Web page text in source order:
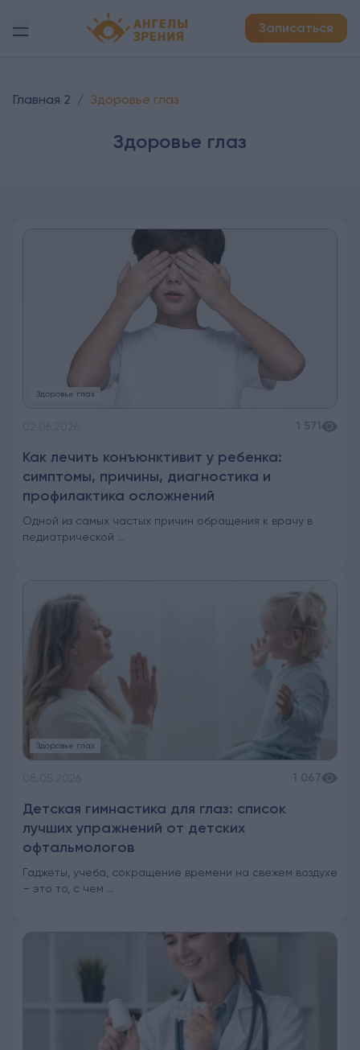
Детская офтальмология Ангелы зрения!
Записаться
Главная 2 / Здоровье глаз
Здоровье глаз
Здоровье глаз
1 571
Как лечить конъюнктивит у ребенка:
симптомы, причины, диагностика и
профилактика осложнений
Одной из самых частых причин обращения к врачу в
педиатрической ...
Здоровье глаз
1 067
Детская гимнастика для глаз: список
лучших упражнений от детских
офтальмологов
Гаджеты, учеба, сокращение времени на свежем воздухе
– это то, с чем ...